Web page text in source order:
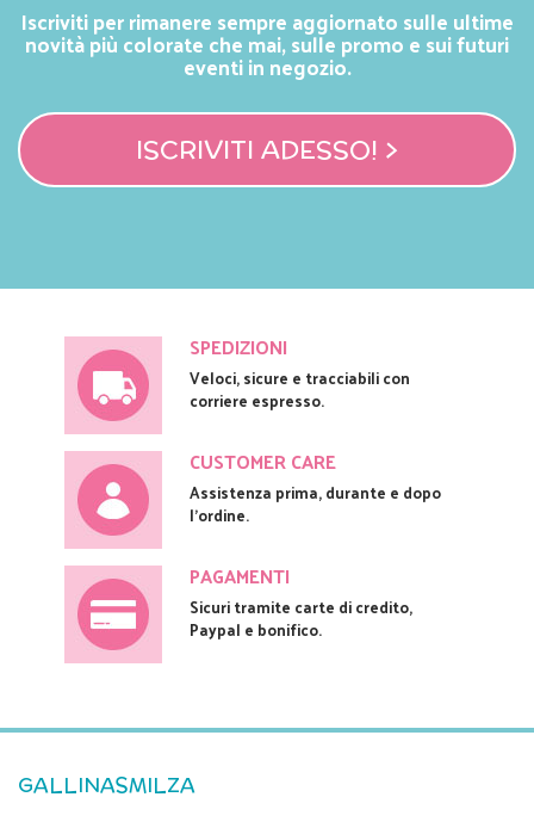
Iscriviti per rimanere sempre aggiornato sulle ultime
novità più colorate che mai, sulle promo e sui futuri
eventi in negozio.
ISCRIVITI ADESSO! >
SPEDIZIONI
Veloci, sicure e tracciabili con
corriere espresso.
CUSTOMER CARE
Assistenza prima, durante e dopo
l'ordine.
PAGAMENTI
Sicuri tramite carte di credito,
Paypal e bonifico.
GALLINASMILZA